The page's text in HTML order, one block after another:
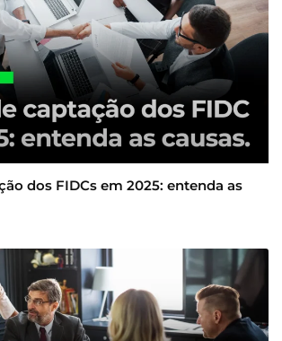
dos FIDCs em 2025: entenda as